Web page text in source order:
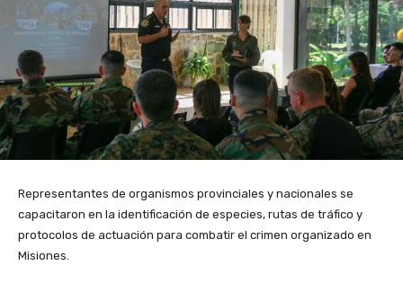
Representantes de organismos provinciales y nacionales se
capacitaron en la identificación de especies, rutas de tráfico y
protocolos de actuación para combatir el crimen organizado en
Misiones.